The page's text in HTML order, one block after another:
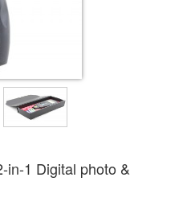
1 Digital photo &